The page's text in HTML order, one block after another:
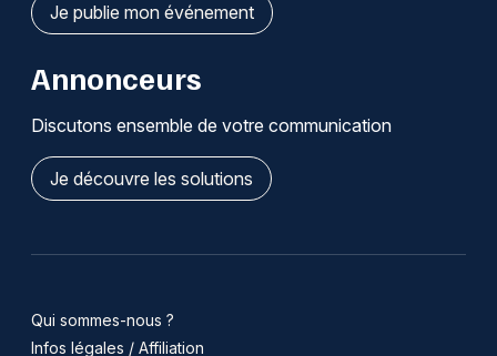
Je publie mon événement
Annonceurs
Discutons ensemble de votre communication
Je découvre les solutions
Qui sommes-nous ?
Infos légales / Affiliation